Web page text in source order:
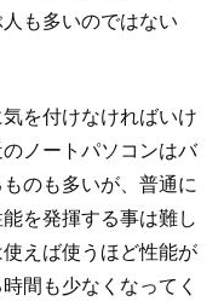
も多いのではない
を付けなければいけ
ノートパソコンはバ
のも多いが、普通に
を発揮する事は難し
えば使うほど性能が
間も少なくなってく